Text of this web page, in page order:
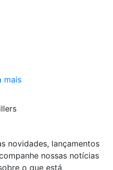
mais
novidades, lançamentos
nossas notícias
o que está